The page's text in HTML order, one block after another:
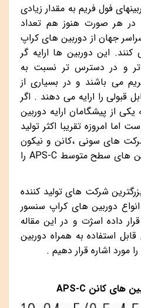
فول فریم به مقدار زیادی
در هر صورت هنوز هم تعداد
جهان از دوربین های کراپ
کنند. این دوربین ها ارایه گر
و در دسترس تر نسبت به
می باشند و در بسیاری از
قبولی را ارایه می دهند . اگر
از پیشگامان ارایه دوربین
اما امروزه تقریبا اکثر تولید
های سونی ،‌کانن و نیکون
های سطح متوسطAPS-C را
شرکت های تولید کننده
دوربین های کراپ سنسور
داده اسژت و در این مقاله
استفاده به همراه دوربین
مورد اشاره قرار دهیم .
های کانن APS-C